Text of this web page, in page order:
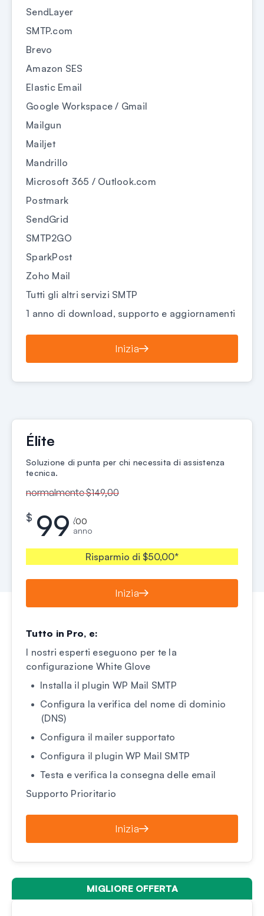
SendLayer
SMTP.com
Brevo
Amazon SES
Elastic Email
Google Workspace / Gmail
Mailgun
Mailjet
Mandrillo
Microsoft 365 / Outlook.com
Postmark
SendGrid
SMTP2GO
SparkPost
Zoho Mail
Tutti gli altri servizi SMTP
1 anno di download, supporto e aggiornamenti
Inizia
Élite
Soluzione di punta per chi necessita di assistenza
tecnica.
normalmente $149,00
$ 99 .00
/
anno
Risparmio di $50,00*
Inizia
Tutto in Pro, e:
I nostri esperti eseguono per te la
configurazione White Glove
Installa il plugin WP Mail SMTP
Configura la verifica del nome di dominio
(DNS)
Configura il mailer supportato
Configura il plugin WP Mail SMTP
Testa e verifica la consegna delle email
Supporto Prioritario
Inizia
MIGLIORE OFFERTA